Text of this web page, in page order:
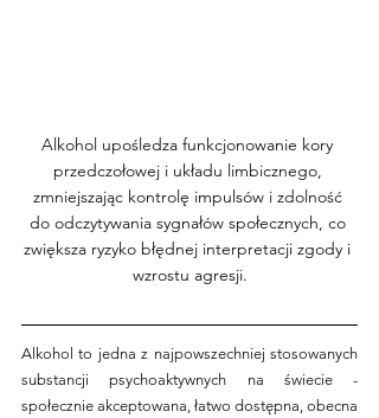
Alkohol upośledza funkcjonowanie kory
przedczołowej i układu limbicznego,
zmniejszając kontrolę impulsów i zdolność
do odczytywania sygnałów społecznych, co
zwiększa ryzyko błędnej interpretacji zgody i
wzrostu agresji.
Alkohol to jedna z najpowszechniej stosowanych
substancji psychoaktywnych na świecie -
społecznie akceptowana, łatwo dostępna, obecna